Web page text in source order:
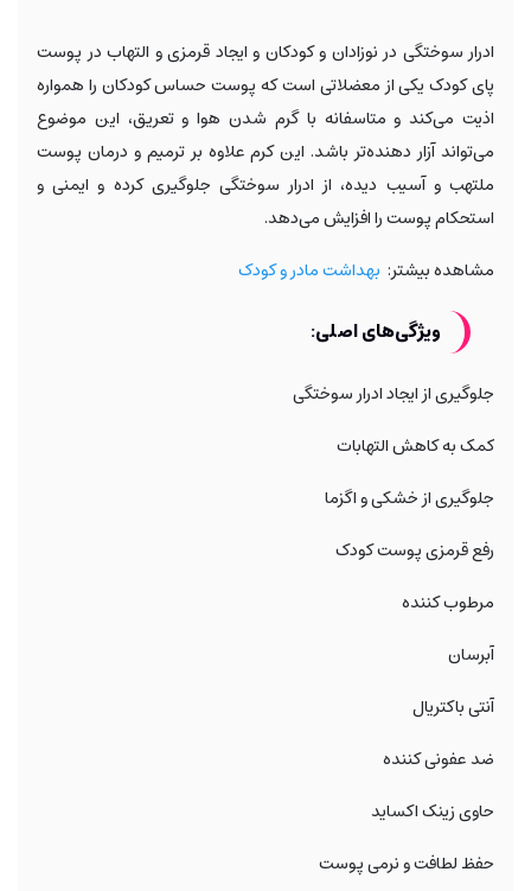
ادرار سوختگی در نوزادان و کودکان و ایجاد قرمزی و التهاب در پوست
پای کودک یکی از معضلاتی است که پوست حساس کودکان را همواره
اذیت می‌کند و متاسفانه با گرم شدن هوا و تعریق، این موضوع
می‌تواند آزار دهنده‌تر باشد. این کرم علاوه بر ترمیم و درمان پوست
ملتهب و آسیب دیده، از ادرار سوختگی جلوگیری کرده و ایمنی و
استحکام پوست را افزایش می‌دهد.
مشاهده بیشتر: بهداشت مادر و کودک
ویژگی‌های اصلی:
جلوگیری از ایجاد ادرار سوختگی
کمک به کاهش التهابات
جلوگیری از خشکی و اگزما
رفع قرمزی پوست کودک
مرطوب کننده
آبرسان
آنتی باکتریال
ضد عفونی کننده
حاوی زینک اکساید
حفظ لطافت و نرمی پوست